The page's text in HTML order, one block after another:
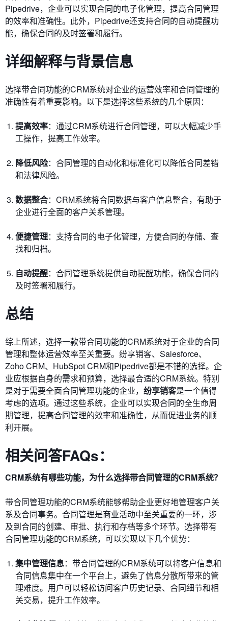
Pipedrive，企业可以实现合同的电子化管理，提高合同管理
的效率和准确性。此外，Pipedrive还支持合同的自动提醒功
能，确保合同的及时签署和履行。
详细解释与背景信息
选择带合同功能的CRM系统对企业的运营效率和合同管理的
准确性有着重要影响。以下是选择这些系统的几个原因：
提高效率：通过CRM系统进行合同管理，可以大幅减少手
工操作，提高工作效率。
降低风险：合同管理的自动化和标准化可以降低合同差错
和法律风险。
数据整合：CRM系统将合同数据与客户信息整合，有助于
企业进行全面的客户关系管理。
便捷管理：支持合同的电子化管理，方便合同的存储、查
找和归档。
自动提醒：合同管理系统提供自动提醒功能，确保合同的
及时签署和履行。
总结
综上所述，选择一款带合同功能的CRM系统对于企业的合同
管理和整体运营效率至关重要。纷享销客、Salesforce、
Zoho CRM、HubSpot CRM和Pipedrive都是不错的选择。企
业应根据自身的需求和预算，选择最合适的CRM系统。特别
是对于需要全面合同管理功能的企业， 纷享销客是一个值得
考虑的选项。通过这些系统，企业可以实现合同的全生命周
期管理，提高合同管理的效率和准确性，从而促进业务的顺
利开展。
相关问答FAQs：
CRM系统有哪些功能，为什么选择带合同管理的CRM系统？
带合同管理功能的CRM系统能够帮助企业更好地管理客户关
系及合同事务。合同管理是商业活动中至关重要的一环，涉
及到合同的创建、审批、执行和存档等多个环节。选择带有
合同管理功能的CRM系统，可以实现以下几个优势：
集中管理信息：带合同管理的CRM系统可以将客户信息和
合同信息集中在一个平台上，避免了信息分散所带来的管
理难度。用户可以轻松访问客户历史记录、合同细节和相
关交易，提升工作效率。